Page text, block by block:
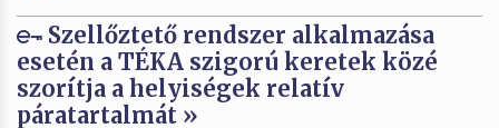
Szellőztető rendszer alkalmazása
esetén a TÉKA szigorú keretek közé
szorítja a helyiségek relatív
páratartalmát »